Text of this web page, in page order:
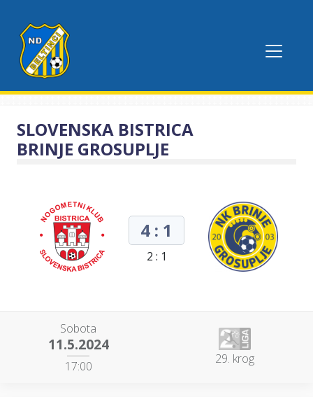
SLOVENSKA BISTRICA
BRINJE GROSUPLJE
4 : 1
2 : 1
Sobota
11.5.2024
17:00 29. krog